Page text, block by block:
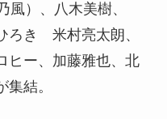
風）、八木美樹、
き 米村亮太朗、
ヒー、加藤雅也、北
結。